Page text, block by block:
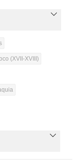
(XVII-XVIII)